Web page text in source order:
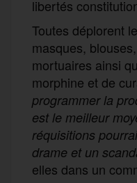
libertés
Toutes déplorent
masques,
mortuaires ainsi
morphine et de
programmer la
est le meilleur
réquisitions
drame et un
elles dans un